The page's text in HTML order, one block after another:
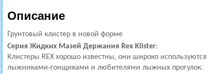
Описание
Грунтовый клистер в новой форме
Серия Жидких Мазей Держания Rex Klister:
Клистеры REX хорошо известны, они широко используются
лыжниками-гонщиками и любителями лыжных прогулок.